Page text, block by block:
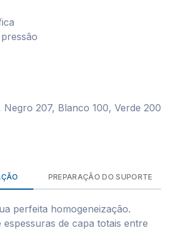
Negro 207, Blanco 100, Verde 200
PREPARAÇÃO DO SUPORTE
perfeita homogeneização.
espessuras de capa totais entre